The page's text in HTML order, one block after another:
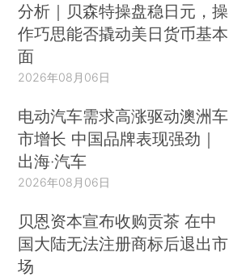
分析｜贝森特操盘稳日元，操
作巧思能否撬动美日货币基本
面
2026年08月06日
电动汽车需求高涨驱动澳洲车
市增长 中国品牌表现强劲｜
出海·汽车
2026年08月06日
贝恩资本宣布收购贡茶 在中
国大陆无法注册商标后退出市
场